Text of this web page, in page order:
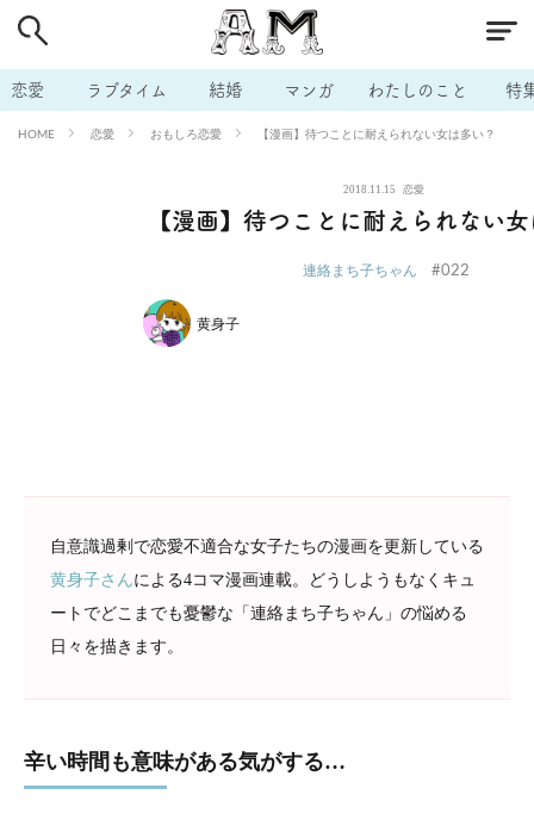
恋愛 ラブタイム 結婚 マンガ わたしのこと 特
HOME 恋愛 おもしろ恋愛 【漫画】待つことに耐えられない女は多い？
2018.11.15 恋愛
【漫画】待つことに耐えられない
連絡まち子ちゃん #022
黄身子
自意識過剰で恋愛不適合な女子たちの漫画を更新している
黄身子さんによる4コマ漫画連載。どうしようもなくキュ
ートでどこまでも憂鬱な「連絡まち子ちゃん」の悩める
日々を描きます。
辛い時間も意味がある気がする…
# 男の本音 # セフレ # 不倫
# 出会う方法 # マッチングアプリ # ラブグッズ # 体の相